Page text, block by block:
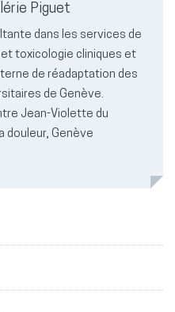
Piguet
dans les services de
toxicologie cliniques et
de réadaptation des
de Genève.
Jean-Violette du
douleur, Genève